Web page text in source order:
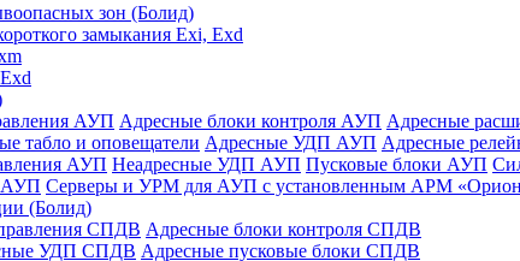
зон (Болид)
замыкания Exi, Exd
АУП Адресные блоки контроля АУП Адресные
табло и оповещатели Адресные УДП АУП Адресные
АУП Неадресные УДП АУП Пусковые блоки АУП
АУП Серверы и УРМ для АУП с установленным АРМ
(Болид)
СПДВ Адресные блоки контроля СПДВ
УДП СПДВ Адресные пусковые блоки СПДВ